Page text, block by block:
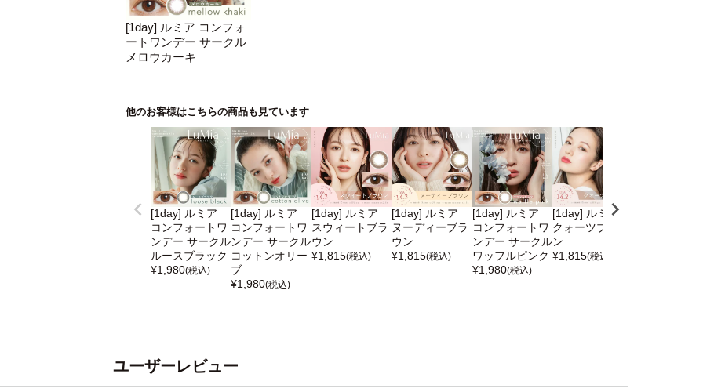
[1day] ルミア コンフォ
ートワンデー サークル
メロウカーキ
他のお客様はこちらの商品も見ています
[1day] ルミア
コンフォートワ
ンデー サークル
ルースブラック
¥1,980(税込)
[1day] ルミア
コンフォートワ
ンデー サークル
コットンオリー
ブ
¥1,980(税込)
[1day] ルミア
スウィートブラ
ウン
¥1,815(税込)
[1day] ルミア
ヌーディーブラ
ウン
¥1,815(税込)
[1day] ルミア
コンフォートワ
ンデー サークル
ワッフルピンク
¥1,980(税込)
[1day] ルミア
クォーツブラウ
ン
¥1,815(税込)
ユーザーレビュー